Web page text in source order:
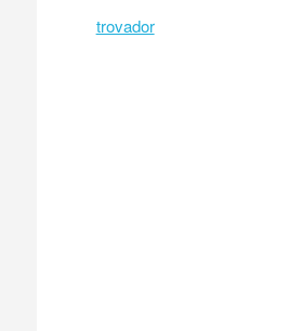
trovador